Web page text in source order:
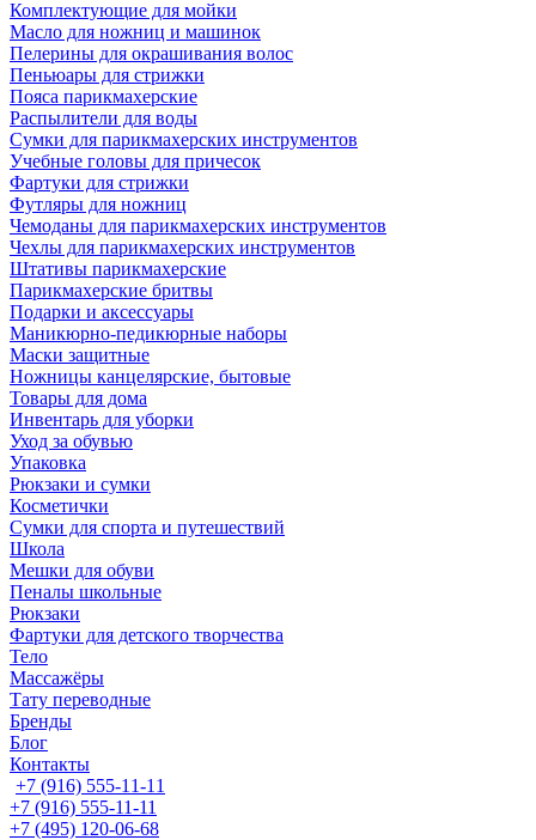
Комплектующие для мойки
Масло для ножниц и машинок
Пелерины для окрашивания волос
Пеньюары для стрижки
Пояса парикмахерские
Распылители для воды
Сумки для парикмахерских инструментов
Учебные головы для причесок
Фартуки для стрижки
Футляры для ножниц
Чемоданы для парикмахерских инструментов
Чехлы для парикмахерских инструментов
Штативы парикмахерские
Парикмахерские бритвы
Подарки и аксессуары
Маникюрно-педикюрные наборы
Маски защитные
Ножницы канцелярские, бытовые
Товары для дома
Инвентарь для уборки
Уход за обувью
Упаковка
Рюкзаки и сумки
Косметички
Сумки для спорта и путешествий
Школа
Мешки для обуви
Пеналы школьные
Рюкзаки
Фартуки для детского творчества
Тело
Массажёры
Тату переводные
Бренды
Блог
Контакты
+7 (916) 555-11-11
+7 (916) 555-11-11
+7 (495) 120-06-68